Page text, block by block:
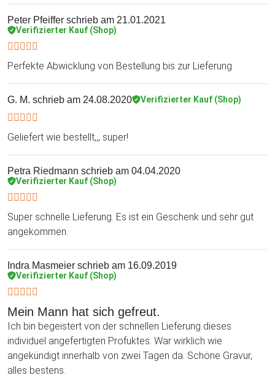
Peter Pfeiffer schrieb am 21.01.2021
Verifizierter Kauf (Shop)
Perfekte Abwicklung von Bestellung bis zur Lieferung
G. M. schrieb am 24.08.2020 Verifizierter Kauf (Shop)
Geliefert wie bestellt,,, super!
Petra Riedmann schrieb am 04.04.2020
Verifizierter Kauf (Shop)
Super schnelle Lieferung. Es ist ein Geschenk und sehr gut
angekommen.
Indra Masmeier schrieb am 16.09.2019
Verifizierter Kauf (Shop)
Mein Mann hat sich gefreut.
Ich bin begeistert von der schnellen Lieferung dieses
individuel angefertigten Profuktes. War wirklich wie
angekündigt innerhalb von zwei Tagen da. Schöne Gravur,
alles bestens.